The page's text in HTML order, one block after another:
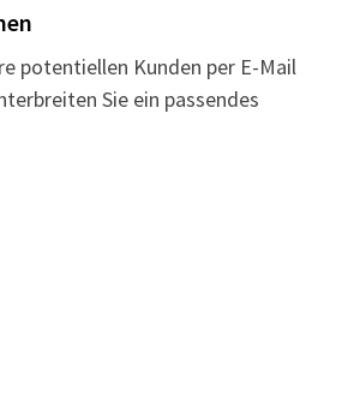
potentiellen Kunden per E-Mail
Sie ein passendes